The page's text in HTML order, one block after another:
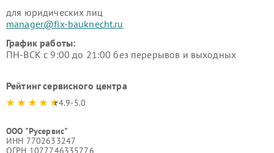
для юридических лиц
manager@fix-bauknecht.ru
График работы:
ПН-ВСК с 9:00 до 21:00 без перерывов и выходных
Рейтинг сервисного центра
4.9-5.0
ООО "Русервис"
ИНН 7702633247
ОГРН 1077746335776